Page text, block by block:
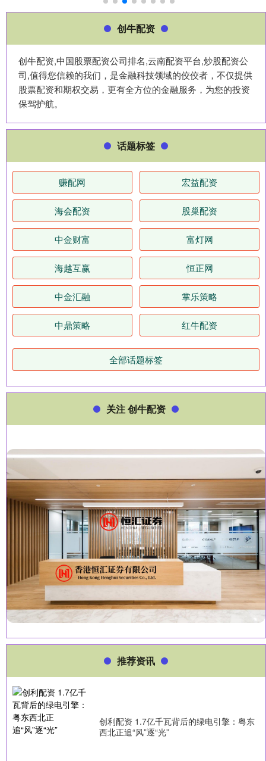
创牛配资
创牛配资,中国股票配资公司排名,云南配资平台,炒股配资公
司,值得您信赖的我们，是金融科技领域的佼佼者，不仅提供
股票配资和期权交易，更有全方位的金融服务，为您的投资
保驾护航。
话题标签
赚配网 宏益配资
海会配资 股巢配资
中金财富 富灯网
海越互赢 恒正网
中金汇融 掌乐策略
中鼎策略 红牛配资
全部话题标签
关注 创牛配资
推荐资讯
创利配资 1.7亿千瓦背后的绿电引擎：粤东
西北正追“风”逐“光”